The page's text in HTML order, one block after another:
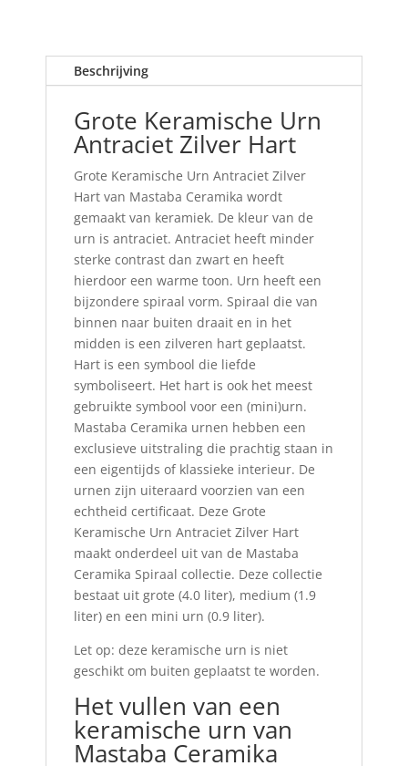
Beschrijving
Grote Keramische Urn
Antraciet Zilver Hart
Grote Keramische Urn Antraciet Zilver
Hart van Mastaba Ceramika wordt
gemaakt van keramiek. De kleur van de
urn is antraciet. Antraciet heeft minder
sterke contrast dan zwart en heeft
hierdoor een warme toon. Urn heeft een
bijzondere spiraal vorm. Spiraal die van
binnen naar buiten draait en in het
midden is een zilveren hart geplaatst.
Hart is een symbool die liefde
symboliseert. Het hart is ook het meest
gebruikte symbool voor een (mini)urn.
Mastaba Ceramika urnen hebben een
exclusieve uitstraling die prachtig staan in
een eigentijds of klassieke interieur. De
urnen zijn uiteraard voorzien van een
echtheid certificaat. Deze Grote
Keramische Urn Antraciet Zilver Hart
maakt onderdeel uit van de Mastaba
Ceramika Spiraal collectie. Deze collectie
bestaat uit grote (4.0 liter), medium (1.9
liter) en een mini urn (0.9 liter).
Let op: deze keramische urn is niet
geschikt om buiten geplaatst te worden.
Het vullen van een
keramische urn van
Mastaba Ceramika